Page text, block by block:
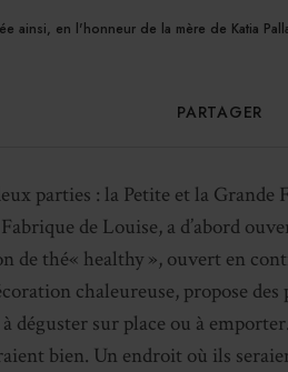
ainsi, en l'honneur de la mère de Katia
PARTAGER
parties : la Petite et la Grande
de Louise, a d’abord
de thé« healthy », ouvert en
chaleureuse, propose des
déguster sur place ou à
bien. Un endroit où ils